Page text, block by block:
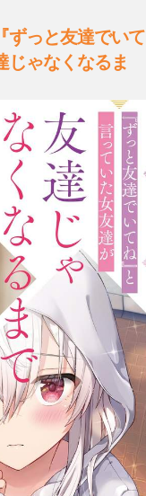
ずっと友達でいて
じゃなくなるま